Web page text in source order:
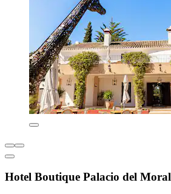
Hotel Boutique Palacio del Moral